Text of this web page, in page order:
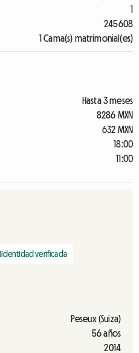
1
245608
1 Cama(s) matrimonial(es)
Hasta 3 meses
8286 MXN
632 MXN
18:00
11:00
Identidad verificada
Peseux (Suiza)
56 años
2014